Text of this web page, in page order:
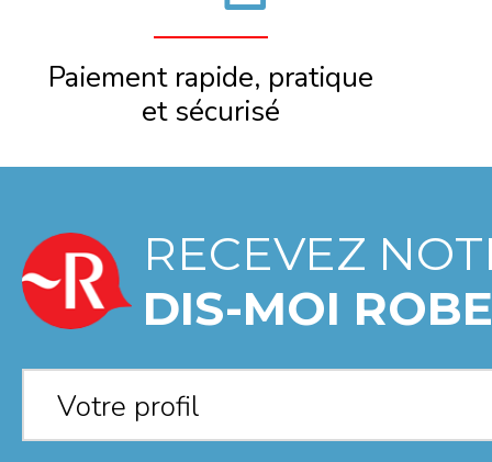
Paiement rapide, pratique
et sécurisé
RECEVEZ
DIS-MOI
Votre profil*
Votre profil